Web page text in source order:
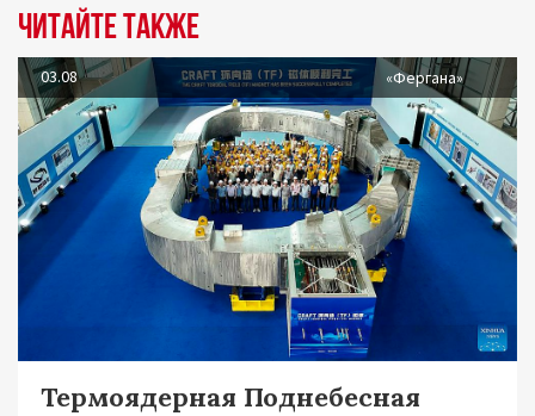
Читайте также
03.08 «Фергана»
Термоядерная Поднебесная